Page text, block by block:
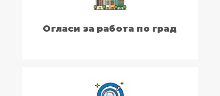
Огласи за работа по град